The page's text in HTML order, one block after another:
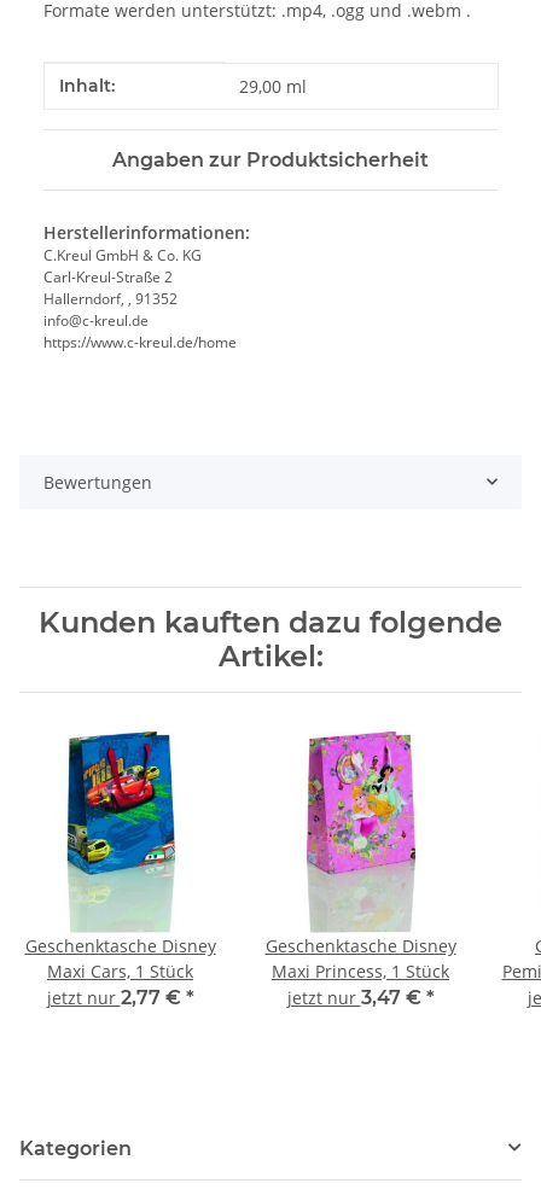
Formate werden unterstützt: .mp4, .ogg und .webm .
Produkteigenschaft
Wert
Inhalt: 29,00 ml
Angaben zur Produktsicherheit
Herstellerinformationen:
C.Kreul GmbH & Co. KG
Carl-Kreul-Straße 2
Hallerndorf, , 91352
info@c-kreul.de
https://www.c-kreul.de/home
Bewertungen
Kunden kauften dazu folgende
Artikel:
Geschenktasche Disney
Maxi Cars, 1 Stück
jetzt nur 2,77 € *
Geschenktasche Disney
Maxi Princess, 1 Stück
jetzt nur 3,47 € *
Kategorien